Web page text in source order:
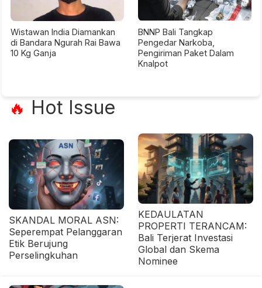
Wistawan India Diamankan
di Bandara Ngurah Rai Bawa
10 Kg Ganja
BNNP Bali Tangkap
Pengedar Narkoba,
Pengiriman Paket Dalam
Knalpot
🔥 Hot Issue
SKANDAL MORAL ASN:
Seperempat Pelanggaran
Etik Berujung
Perselingkuhan
KEDAULATAN
PROPERTI TERANCAM:
Bali Terjerat Investasi
Global dan Skema
Nominee